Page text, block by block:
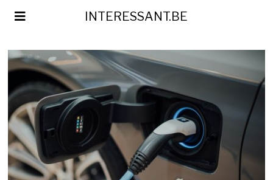
INTERESSANT.BE